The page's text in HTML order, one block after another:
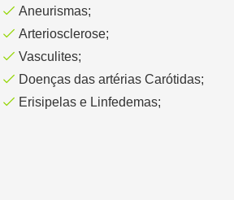
Aneurismas;
Arteriosclerose;
Vasculites;
Doenças das artérias Carótidas;
Erisipelas e Linfedemas;